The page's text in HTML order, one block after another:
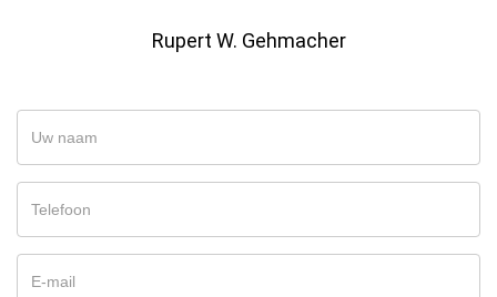
Rupert W. Gehmacher